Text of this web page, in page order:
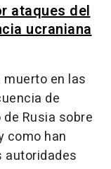
ataques del
ucraniana
en las
de
Rusia sobre
como han
autoridades